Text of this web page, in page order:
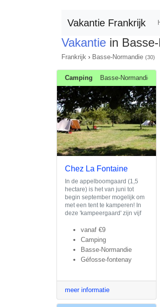
Vakantie Frankrijk
Vakantie in
Frankrijk › Basse-Normandie (30)
Camping Basse-Normandie
Chez La Fontaine
In de appelboomgaard (1,5
hectare) is het van juni tot
begin september mogelijk om
met een tent te kamperen! In
deze 'kampeergaard' zijn vijf
vanaf €9
Camping
Basse-Normandie
Géfosse-fontenay
meer informatie